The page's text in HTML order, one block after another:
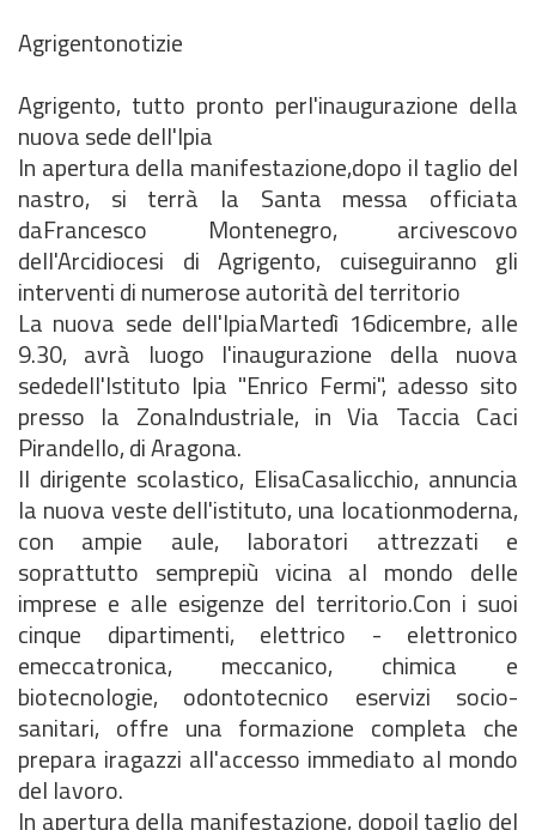
Agrigentonotizie
Agrigento, tutto pronto perl'inaugurazione della
nuova sede dell'Ipia
In apertura della manifestazione,dopo il taglio del
nastro, si terrà la Santa messa officiata
daFrancesco Montenegro, arcivescovo
dell'Arcidiocesi di Agrigento, cuiseguiranno gli
interventi di numerose autorità del territorio
La nuova sede dell'IpiaMartedì 16dicembre, alle
9.30, avrà luogo l'inaugurazione della nuova
sededell'Istituto Ipia "Enrico Fermi", adesso sito
presso la ZonaIndustriale, in Via Taccia Caci
Pirandello, di Aragona.
Il dirigente scolastico, ElisaCasalicchio, annuncia
la nuova veste dell'istituto, una locationmoderna,
con ampie aule, laboratori attrezzati e
soprattutto semprepiù vicina al mondo delle
imprese e alle esigenze del territorio.Con i suoi
cinque dipartimenti, elettrico - elettronico
emeccatronica, meccanico, chimica e
biotecnologie, odontotecnico eservizi socio-
sanitari, offre una formazione completa che
prepara iragazzi all'accesso immediato al mondo
del lavoro.
In apertura della manifestazione, dopoil taglio del